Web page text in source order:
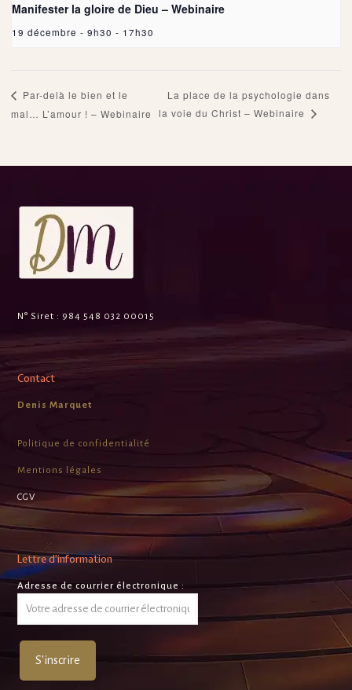
Manifester la gloire de Dieu – Webinaire
19 décembre - 9h30 - 17h30
Par-delà le bien et le
mal… L’amour ! – Webinaire
La place de la psychologie dans
la voie du Christ – Webinaire
N° Siret : 984 548 032 00015
Contact
Denis Marquet
Politique de confidentialité
Mentions légales
CGV
Lettre d’information
Adresse de courrier électronique :